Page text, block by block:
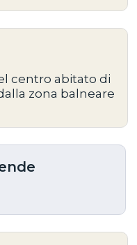
centro abitato di
zona balneare